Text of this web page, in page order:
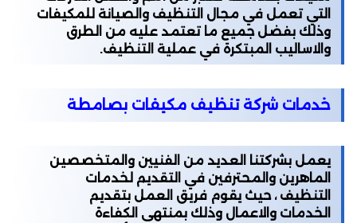
التي تعمل في مجال التنظيف والصيانة للمكيفات
وذلك بفضل جميع ما تعتمد عليه من الطرق
والاساليب المبتكرة في عملية التنظيف.
خدمات شركة تنظيف مكيفات بصامطة
يعمل بشركتنا العديد من الفنيين والمتخصصین
الماهرين والمحترفين في التقديم لخدمات
التنظيف ، حيث يقوم فريق العمل بتقديم
الخدمات والاعمال وذلك بمنتهى الكفاءة